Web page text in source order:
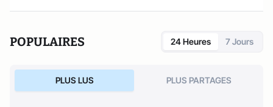
POPULAIRES 24 Heures 7 Jours
PLUS LUS PLUS PARTAGES